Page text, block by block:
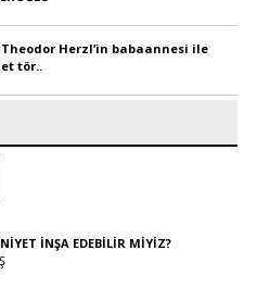
Theodor Herzl’in babaannesi ile
tör..
İNŞA EDEBİLİR MİYİZ?